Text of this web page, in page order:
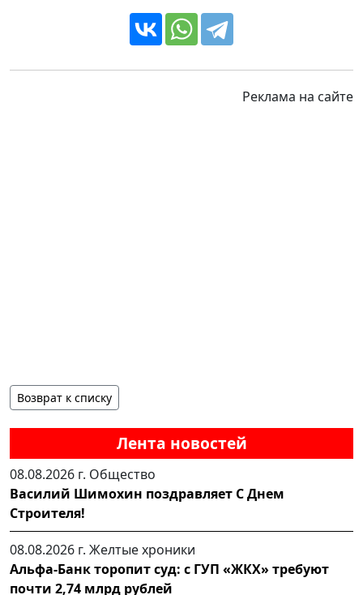
Лента новостей
08.08.2026 г. Общество
Василий Шимохин поздравляет С Днем
Строителя!
08.08.2026 г. Желтые хроники
Альфа-Банк торопит суд: с ГУП «ЖКХ» требуют
почти 2,74 млрд рублей
Реклама на сайте
Возврат к списку